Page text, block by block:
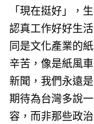
「現在挺好」，
認真工作好好生
同是文化產業的
辛苦，像是紙風
新聞，我們永遠
期待為台灣多說
容，而非那些政治